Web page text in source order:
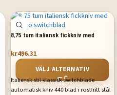
8,75 tum italiensk fickkniv med
kr496.31
VÄLJ ALTERNATIV
Italiensk stil klassisk switchblade
automatisk kniv 440 blad i rostfritt stål